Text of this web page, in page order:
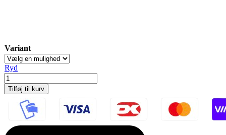
Variant
Ryd
Waste
Bin
Basic
Tilføj til kurv